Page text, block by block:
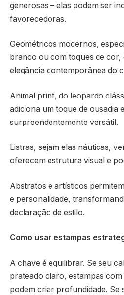
generosas – elas podem ser
favorecedoras.
Geométricos modernos,
branco ou com toques de cor,
elegância contemporânea do
Animal print, do leopardo
adiciona um toque de ousadia
surpreendentemente versátil.
Listras, sejam elas náuticas,
oferecem estrutura visual e
Abstratos e artísticos
e personalidade,
declaração de estilo.
Como usar estampas
A chave é equilibrar. Se seu
prateado claro, estampas
podem criar profundidade. Se